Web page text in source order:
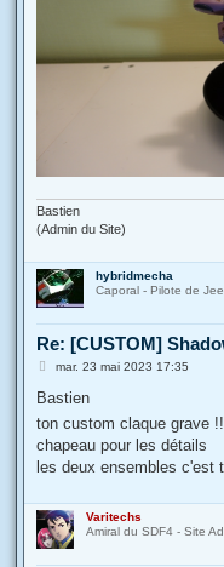
Bastien
(Admin du Site)
hybridmecha
Caporal - Pilote de
Re: [CUSTOM]
M
s
a
e
mar. 23 mai 2023 17:35
Bastien
ton custom claque grave
chapeau pour les détails
les deux ensembles c'est
Varitechs
Amiral du SDF4 - Site